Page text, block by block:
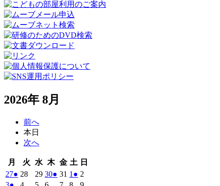
2026年 8月
前へ
本日
次へ
月
曜
日
火 火
曜
日
水 水
曜
日
木木
曜
日
金金
曜
日
土 土
曜
日
日
272026
年
● (1
件
282026
292026
年
302026
● (1
件
31 2026
年
1 2026
年
● (1
件
2
年
2026202620262026202620262026